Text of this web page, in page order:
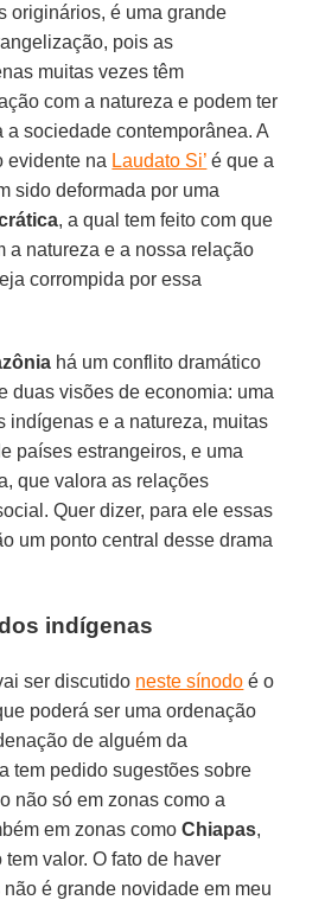
originários, é uma grande
pois as
muitas vezes têm
com a natureza e podem ter
a sociedade contemporânea. A
evidente na Laudato Si’ é que a
sido deformada por uma
, a qual tem feito com que
a natureza e a nossa relação
corrompida por essa
há um conflito dramático
duas visões de economia: uma
indígenas e a natureza, muitas
países estrangeiros, e uma
que valora as relações
Quer dizer, para ele essas
um ponto central desse drama
indígenas
ser discutido neste sínodo é o
poderá ser uma ordenação
de alguém da
tem pedido sugestões sobre
não só em zonas como a
em zonas comoChiapas,
tem valor. O fato de haver
é grande novidade em meu